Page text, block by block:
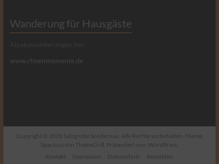
Wanderung für Hausgäste
www.rhoenmomente.de
Copyright © 2026 Salzgrotte Sondernau . Alle Rechte vorbehalten. Theme
Spacious von ThemeGrill. Präsentiert von: WordPress .
Kontakt
Impressum Datenschutz Anmelden